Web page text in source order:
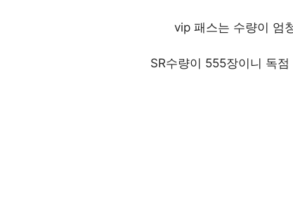
vip 패스는 수량이 엄
SR수량이 555장이니 독